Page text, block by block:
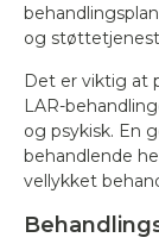
og
Det er viktig at
LAR-
og psykisk. En
behandlende
vellykket